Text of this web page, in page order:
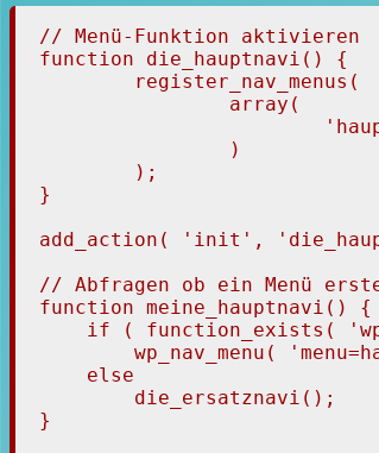
// Menü-Funktion aktivieren
function die_hauptnavi() {
}
add_action( 'init',
// Abfragen ob ein Menü
function meine_hauptnavi() {
if ( function_exists(
wp_nav_menu(
    else
        die_ersatznavi();
}